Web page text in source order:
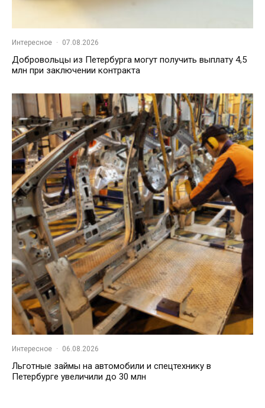
Интересное · 07.08.2026
Добровольцы из Петербурга могут получить выплату 4,5
млн при заключении контракта
Интересное · 06.08.2026
Льготные займы на автомобили и спецтехнику в
Петербурге увеличили до 30 млн